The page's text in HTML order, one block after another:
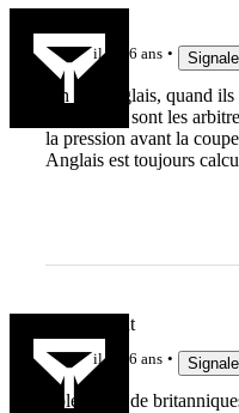
il y a 6 ans
Ah les Anglais, quand
joueurs, ce sont les
la pression avant la
Anglais est toujours
Droitdevant
il y a 6 ans
Polémique de